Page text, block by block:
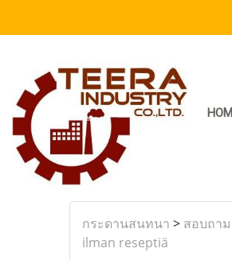
กระดานสนทนา > สอบถา
ilman reseptiä